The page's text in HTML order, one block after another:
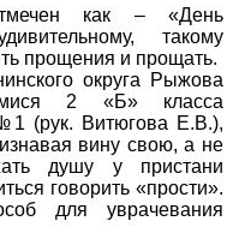
как – «День
такому
прощения и прощать.
округа Рыжова
2 «Б» класса
(рук. Витюгова Е.В.),
вину свою, а не
душу у пристани
говорить «прости».
для уврачевания